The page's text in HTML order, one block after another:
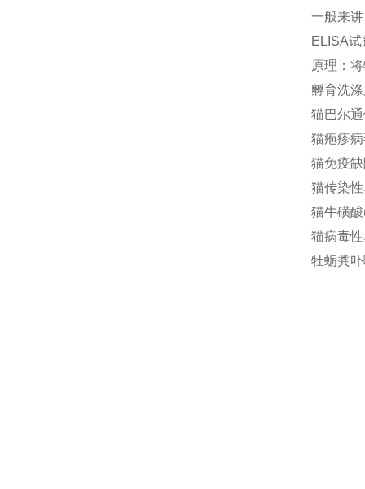
一般来
ELISA
原理：
孵育洗
猫巴尔
猫疱疹
猫免疫
猫传染
猫牛磺
猫病毒
牡蛎粪